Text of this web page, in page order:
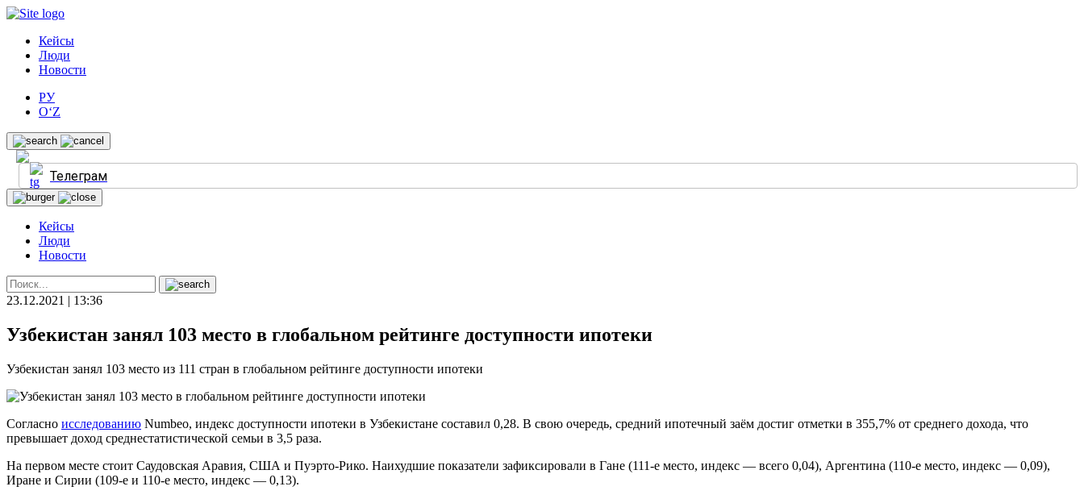
Кейсы
Люди
Новости
РУ
O‘Z
Телеграм
Кейсы
Люди
Новости
23.12.2021 | 13:36
Узбекистан занял 103 место в глобальном рейтинге доступности ипотеки
Узбекистан занял 103 место из 111 стран в глобальном рейтинге доступности ипотеки
Согласно исследованию Numbeo, индекс доступности ипотеки в Узбекистане составил 0,28. В свою очередь, средний ипотечный заём достиг отметки в 355,7% от среднего дохода, что
превышает доход среднестатистической семьи в 3,5 раза.
На первом месте стоит Саудовская Аравия, США и Пуэрто-Рико. Наихудшие показатели зафиксировали в Гане (111-е место, индекс — всего 0,04), Аргентина (110-е место, индекс — 0,09),
Иране и Сирии (109-е и 110-е место, индекс — 0,13).